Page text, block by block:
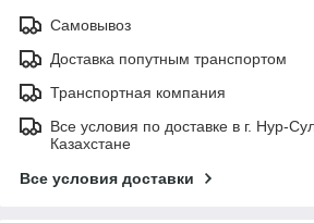
Самовывоз
Доставка попутным транспортом
Транспортная компания
Все условия по доставке в г. Нур-
Казахстане
Все условия доставки